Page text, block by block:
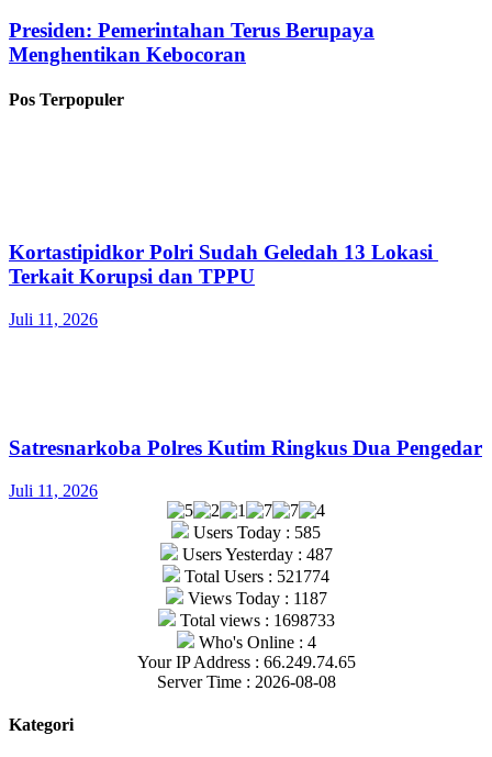
Presiden: Pemerintahan Terus Berupaya
Menghentikan Kebocoran
Pos Terpopuler
Kortastipidkor Polri Sudah Geledah 13 Lokasi
Terkait Korupsi dan TPPU
Juli 11, 2026
Satresnarkoba Polres Kutim Ringkus Dua Pengedar
Juli 11, 2026
Users Today : 585
Users Yesterday : 487
Total Users : 521774
Views Today : 1187
Total views : 1698733
Who's Online : 4
Your IP Address : 66.249.74.65
Server Time : 2026-08-08
Kategori